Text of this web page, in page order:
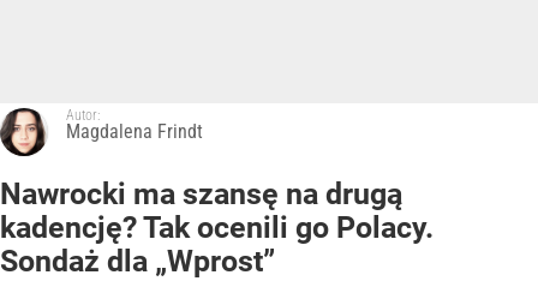
Autor:
Magdalena Frindt
Nawrocki ma szansę na drugą
kadencję? Tak ocenili go Polacy.
Sondaż dla „Wprost”